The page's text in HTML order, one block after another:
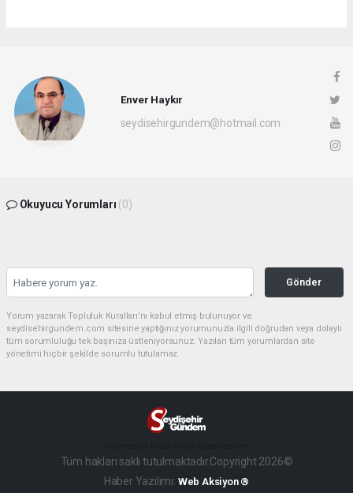
Enver Haykır
seydisehirgundem@hotmail.com
Okuyucu Yorumları (0)
Gönder
Yorum yazarak Topluluk Kuralları’nı kabul etmiş bulunuyor ve
seydisehirgundem.com sitesine yaptığınız yorumunuzla ilgili doğrudan veya dolaylı
tüm sorumluluğu tek başınıza üstleniyorsunuz. Yazılan tüm yorumlardan site
yönetimi hiçbir şekilde sorumlu tutulamaz.
Tüm hakları saklı tutulmaktadır.Copyright 2026©
Haber Yazılımı: Web Aksiyon ®